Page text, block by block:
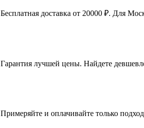
Бесплатная доставка от 20000 ₽. Для
Гарантия лучшей цены. Найдете
Примеряйте и оплачивайте только